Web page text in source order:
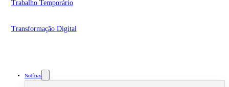
Trabalho Temporário
Transformação Digital
Notícias